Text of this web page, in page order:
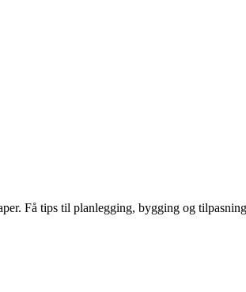
Få tips til planlegging, bygging og